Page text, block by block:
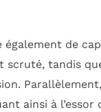
également de
scruté, tandis
ainsi à